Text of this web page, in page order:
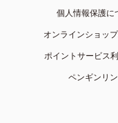
個人情報保護に
オンラインショッ
ポイントサービス
ペンギンリ